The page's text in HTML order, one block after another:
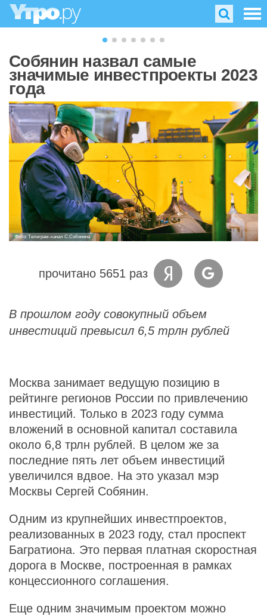
Собянин назвал самые
значимые инвестпроекты 2023
года
Фото: Телеграм-канал С.Собянина
прочитано 5651 раз
В прошлом году совокупный объем
инвестиций превысил 6,5 трлн рублей
Москва занимает ведущую позицию в
рейтинге регионов России по привлечению
инвестиций. Только в 2023 году сумма
вложений в основной капитал составила
около 6,8 трлн рублей. В целом же за
последние пять лет объем инвестиций
увеличился вдвое. На это указал мэр
Москвы Сергей Собянин.
Одним из крупнейших инвестпроектов,
реализованных в 2023 году, стал проспект
Багратиона. Это первая платная скоростная
дорога в Москве, построенная в рамках
концессионного соглашения.
Еще одним значимым проектом можно